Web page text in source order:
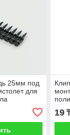
25мм под
для
19